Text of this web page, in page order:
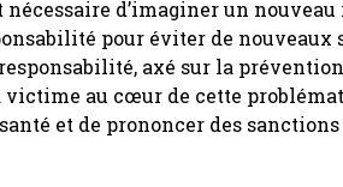
d’imaginer un
pour éviter de nouveaux
axé sur la
au cœur de cette
et de prononcer des